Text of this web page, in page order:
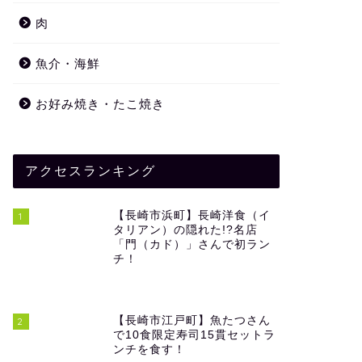
肉
魚介・海鮮
お好み焼き・たこ焼き
アクセスランキング
1
【長崎市浜町】長崎洋食（イ
タリアン）の隠れた!?名店
「門（カド）」さんで初ラン
チ！
2
【長崎市江戸町】魚たつさん
で10食限定寿司15貫セットラ
ンチを食す！